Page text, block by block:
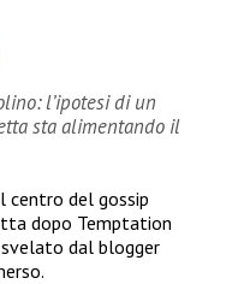
l’ipotesi di un
sta alimentando il
centro del gossip
dopo Temptation
dal blogger